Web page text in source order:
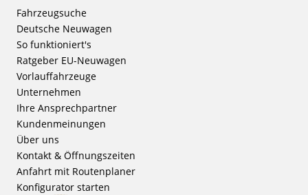
Fahrzeugsuche
Deutsche Neuwagen
So funktioniert's
Ratgeber EU-Neuwagen
Vorlauffahrzeuge
Unternehmen
Ihre Ansprechpartner
Kundenmeinungen
Über uns
Kontakt & Öffnungszeiten
Anfahrt mit Routenplaner
Konfigurator starten